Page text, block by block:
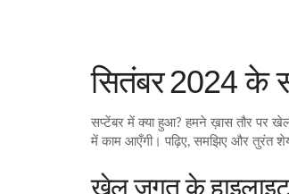
सितंबर 2024 के
सप्टेंबर में क्या हुआ? हमने ख़ास तौर पर
में काम आएँगी। पढ़िए, समझिए और तुरंत
खेल जगत के